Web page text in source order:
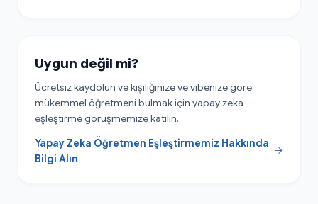
Uygun değil mi?
Ücretsiz kaydolun ve kişiliğinize ve vibenize göre
mükemmel öğretmeni bulmak için yapay zeka
eşleştirme görüşmemize katılın.
Yapay Zeka Öğretmen Eşleştirmemiz Hakkında
Bilgi Alın